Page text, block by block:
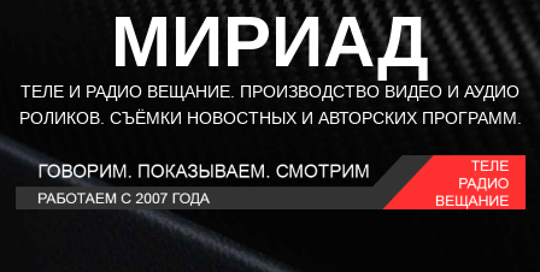
МИРИАД
ТЕЛЕ И РАДИО ВЕЩАНИЕ. ПРОИЗВОДСТВО ВИДЕО И АУДИО
РОЛИКОВ. СЪЁМКИ НОВОСТНЫХ И АВТОРСКИХ ПРОГРАММ.